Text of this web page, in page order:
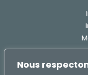
Nous